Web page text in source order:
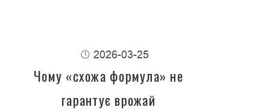
2026-03-25
Чому «схожа формула» не
гарантує врожай